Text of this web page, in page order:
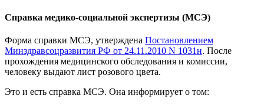
Справка медико-социальной экспертизы (МСЭ)
Форма справки МСЭ, утверждена Постановлением
Минздравсоцразвития РФ от 24.11.2010 N 1031н. После
прохождения медицинского обследования и комиссии,
человеку выдают лист розового цвета.
Это и есть справка МСЭ. Она информирует о том: